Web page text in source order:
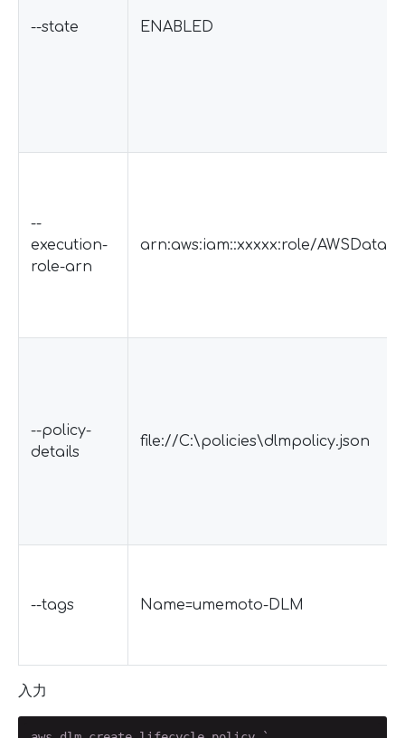
--state ENABLED
--
execution-
role-arn
arn:aws:iam::xxxxx:role/
--policy-
details
file://C:\policies\dlmpolicy.json
--tags Name=umemoto-DLM
入力